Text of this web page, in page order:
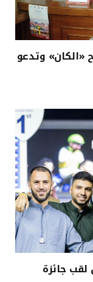
«الكان» وتدعو
جائزة